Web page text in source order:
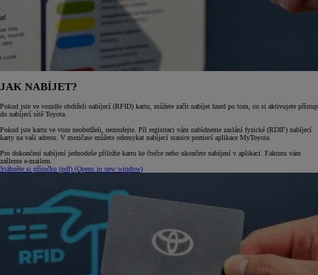
JAK NABÍJET?
Pokud jste ve vozidle obdrželi nabíjecí (RFID) kartu, můžete začít nabíjet hned po tom, co si aktivujete přístup
do nabíjecí sítě Toyota.
Pokud jste kartu ve voze neobrdželi, nezoufejte. Při registraci vám nabídneme zaslání fyzické (RDIF) nabíjecí
karty na vaši adresu. V mezičase můžete odemykat nabíjecí stanice pomocí aplikace MyToyota.
Pro dokončení nabíjení jednoduše přiložte kartu ke čtečce nebo ukončete nabíjení v aplikaci. Fakturu vám
zašleme e-mailem.
Stáhněte si příručku (pdf) (Opens in new window)